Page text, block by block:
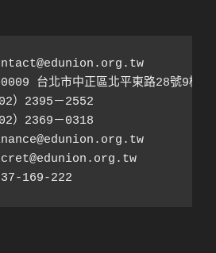
台北市中正區北平東路28號9樓之
）2395－2552
）2369－0318
169-222